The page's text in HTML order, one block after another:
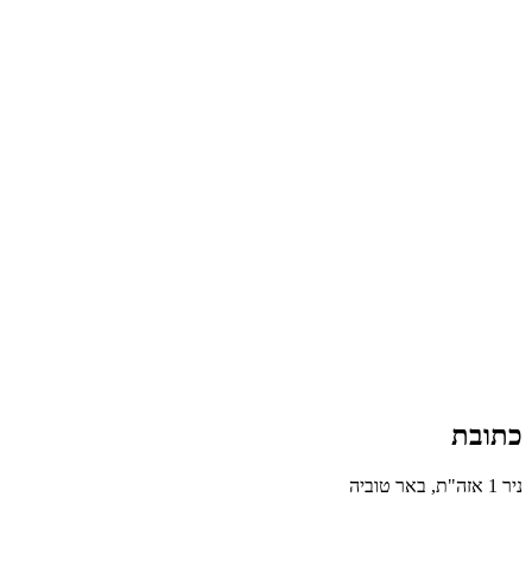
כתובת
ניר 1 אזה"ת, באר טוביה